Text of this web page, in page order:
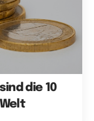
die 10